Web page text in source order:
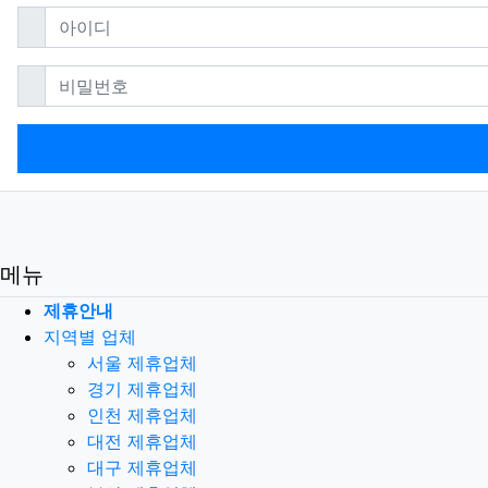
아이디필수
비밀번호필수
메뉴
제휴안내
지역별 업체
서울 제휴업체
경기 제휴업체
인천 제휴업체
대전 제휴업체
대구 제휴업체